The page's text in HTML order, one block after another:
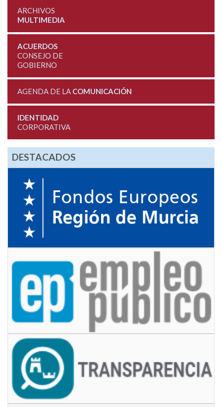
ARCHIVOS
MULTIMEDIA
ACUERDOS
CONSEJO DE
GOBIERNO
AGENDA DE LA COMUNICACIÓN
IDENTIDAD
CORPORATIVA
DESTACADOS